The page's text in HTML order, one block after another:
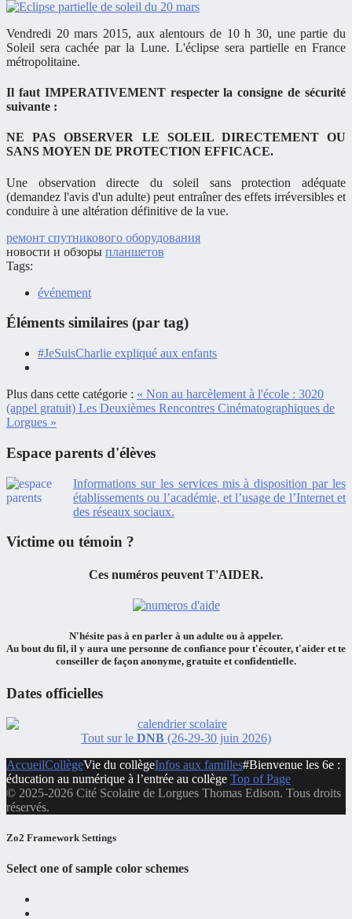
Vendredi 20 mars 2015, aux alentours de 10 h 30, une partie du
Soleil sera cachée par la Lune. L'éclipse sera partielle en France
métropolitaine.
Il faut IMPERATIVEMENTrespecter la consigne de sécurité
suivante :
NE PAS OBSERVER LE SOLEIL DIRECTEMENT OU
SANS MOYEN DE PROTECTION EFFICACE.
Une observation directe du soleil sans protection adéquate
(demandez l'avis d'un adulte) peut entraîner des effets irréversibles et
conduire à une altération définitive de la vue.
ремонт спутникового оборудования
новости и обзоры планшетов
Tags:
événement
Éléments similaires (par tag)
#JeSuisCharlie expliqué aux enfants
Plus dans cette catégorie : « Non au harcèlement à l'école : 3020
(appel gratuit) Les Deuxièmes Rencontres Cinématographiques de
Lorgues »
Espace parents d'élèves
Informations sur les services mis à disposition par les
établissements ou l’académie, et l’usage de l’Internet et
des réseaux sociaux.
Victime ou témoin ?
Ces numéros peuvent T'AIDER.
N'hésite pas à en parler à un adulte ou à appeler.
Au bout du fil, il y aura une personne de confiance pour t'écouter, t'aider et te
conseiller de façon anonyme, gratuite et confidentielle.
Dates officielles
Tout sur le DNB (26-29-30 juin 2026)
AccueilCollègeVie du collègeInfos aux familles#Bienvenue les 6e :
éducation au numérique à l’entrée au collège Top of Page
© 2025-2026 Cité Scolaire de Lorgues Thomas Edison. Tous droits
réservés.
Zo2 Framework Settings
Select one of sample color schemes